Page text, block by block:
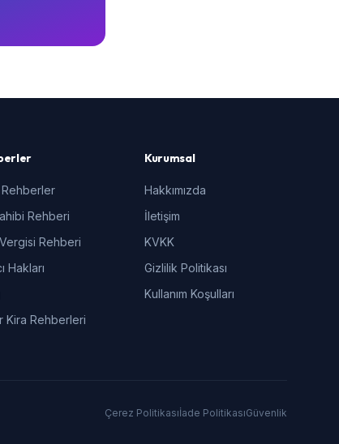
Rehberler
Rehberi
Rehberi
Hakları
Kira Rehberleri
Kurumsal
Hakkımızda
İletişim
KVKK
Gizlilik Politikası
Kullanım Koşulları
Çerez Politikasıİade PolitikasıGüvenlik